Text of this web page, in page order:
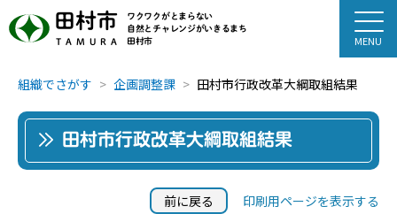
田村市
TAMURA
ワクワクがとまらない
自然とチャレンジがいきるまち
田村市
組織でさがす 企画調整課 田村市行政改革大綱取組結果
田村市行政改革大綱取組結果
前に戻る 印刷用ページを表示する